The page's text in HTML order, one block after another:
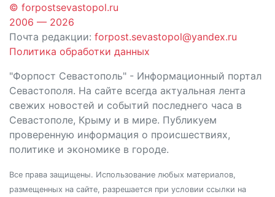
© forpostsevastopol.ru
2006 — 2026
Почта редакции: forpost.sevastopol@yandex.ru
Политика обработки данных
"Форпост Севастополь" - Информационный портал
Севастополя. На сайте всегда актуальная лента
свежих новостей и событий последнего часа в
Севастополе, Крыму и в мире. Публикуем
проверенную информация о происшествиях,
политике и экономике в городе.
Все права защищены. Использование любых материалов,
размещенных на сайте, разрешается при условии ссылки на